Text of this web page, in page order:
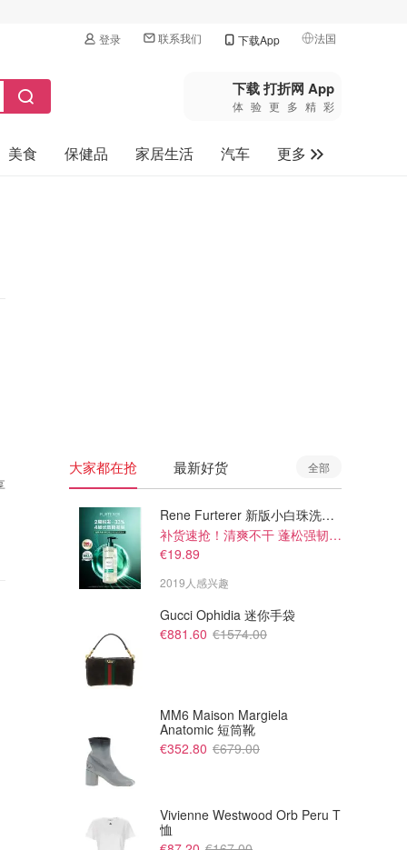
登录 联系我们 下载App 法国
🇺🇸美国
🇨🇳中国
🇨🇦加拿大
下载 打折网 App
体验更多精彩
美食 保健品 家居生活 汽车
更多
大家都在抢 最新好货 全部
Rene Furterer 新版小白珠洗发水 500ml
补货速抢！清爽不干 蓬松强韧秀发
€19.89
2019人感兴趣
Gucci Ophidia 迷你手袋
€881.60 €1574.00
MM6 Maison Margiela
Anatomic 短筒靴
€352.80 €679.00
Vivienne Westwood Orb Peru T
恤